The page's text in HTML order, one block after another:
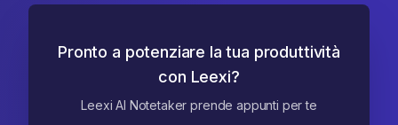
Pronto a potenziare la tua produttività
con Leexi?
Leexi AI Notetaker prende appunti per te